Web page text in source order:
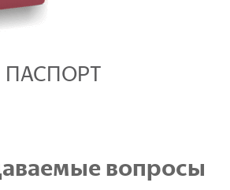
ПАСПОРТ
вопросы